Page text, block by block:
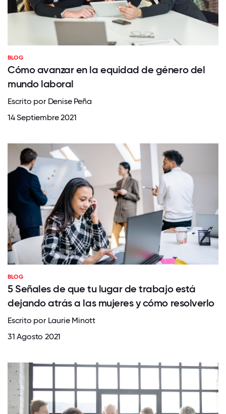
BLOG
Cómo avanzar en la equidad de género del
mundo laboral
Escrito por Denise Peña
14 Septiembre 2021
BLOG
5 Señales de que tu lugar de trabajo está
dejando atrás a las mujeres y cómo resolverlo
Escrito por Laurie Minott
31 Agosto 2021